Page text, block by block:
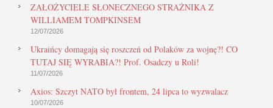
ZAŁOŻYCIELE SŁONECZNEGO STRAŻNIKA Z
WILLIAMEM TOMPKINSEM
12/07/2026
Ukraińcy domagają się roszczeń od Polaków za wojnę?! CO
TUTAJ SIĘ WYRABIA?! Prof. Osadczy u Roli!
11/07/2026
Axios: Szczyt NATO był frontem, 24 lipca to wyzwalacz
10/07/2026